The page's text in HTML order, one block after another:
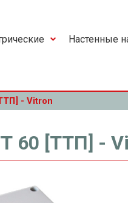
Настенные
- Vitron
60 [ТТП] -